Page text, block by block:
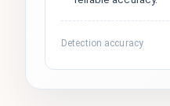
Detection accuracy